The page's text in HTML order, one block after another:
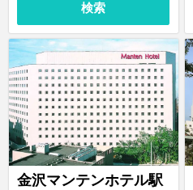
検索
金沢マンテンホテル駅